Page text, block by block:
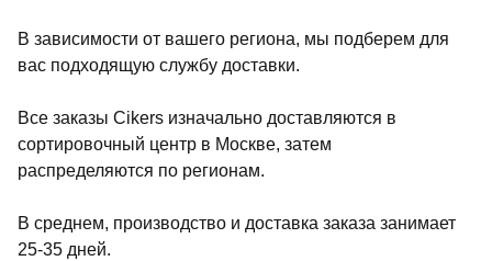
В зависимости от вашего региона, мы подберем для
вас подходящую службу доставки.
Все заказы Cikers изначально доставляются в
сортировочный центр в Москве, затем
распределяются по регионам.
В среднем, производство и доставка заказа занимает
25-35 дней.